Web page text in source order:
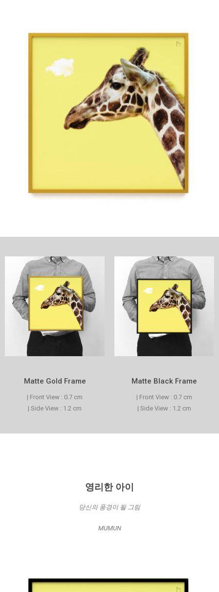
Matte Gold Frame
| Front View : 0.7 cm
| Side View : 1.2 cm
Matte Black Frame
| Front View : 0.7 cm
| Side View : 1.2 cm
영리한 아이
당신의 풍경이 될 그림
MUMUN